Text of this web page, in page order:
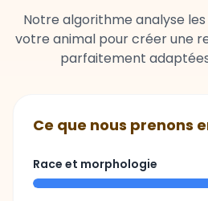
Notre algorithme analyse
votre animal pour créer une
parfaitement
Ce que nous prenons
Race et morphologie